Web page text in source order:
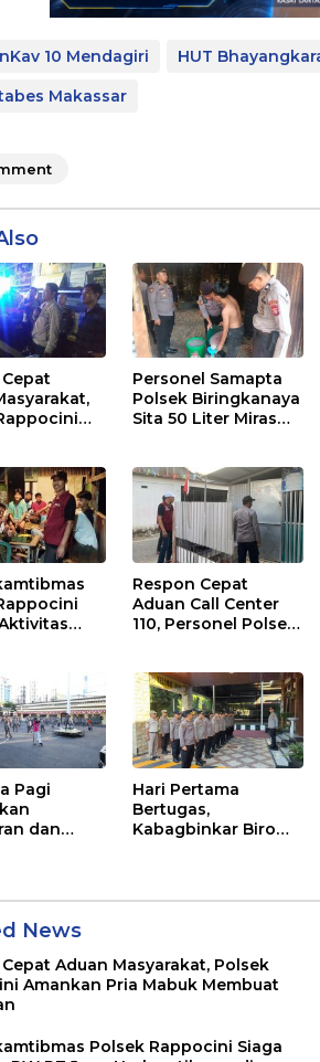
10 Mendagiri HUT
Makassar
Personel Samapta
Polsek Biringkanaya
Sita 50 Liter Miras
Respon Cepat
Aduan Call Center
110, Personel Polsek
Pengancaman
Pagi
dan
Hari Pertama
Bertugas,
Kabagbinkar Biro
Kebersihan
News
Aduan Masyarakat, Polsek
Amankan Pria Mabuk Membuat
Polsek Rappocini Siaga